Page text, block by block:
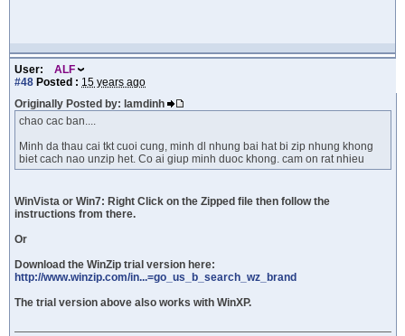
User:
ALF
#48 Posted : 15 years ago
Originally Posted by: lamdinh
chao cac ban....
Minh da thau cai tkt cuoi cung, minh dl nhung bai hat bi zip nhung khong
biet cach nao unzip het. Co ai giup minh duoc khong. cam on rat nhieu
WinVista or Win7: Right Click on the Zipped file then follow the
instructions from there.
Or
Download the WinZip trial version here:
http://www.winzip.com/in...=go_us_b_search_wz_brand
The trial version above also works with WinXP.